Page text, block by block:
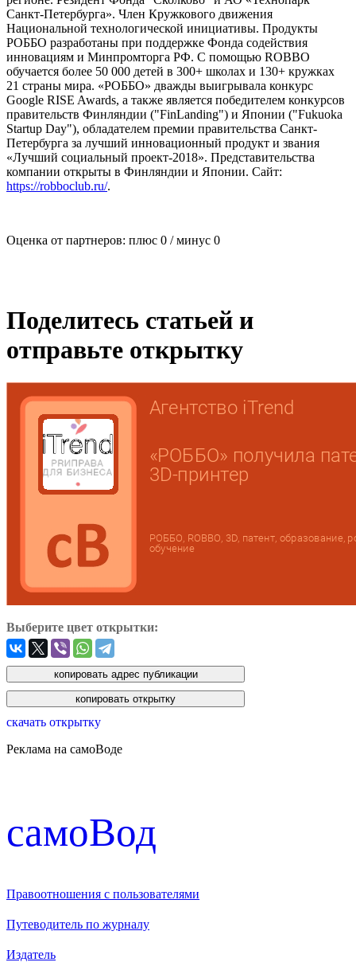
Санкт-Петербурга». Член Кружкового движения
Национальной технологической инициативы. Продукты
РОББО разработаны при поддержке Фонда содействия
инновациям и Минпромторга РФ. С помощью ROBBO
обучается более 50 000 детей в 300+ школах и 130+ кружках
21 страны мира. «РОББО» дважды выигрывала конкурс
Google RISE Awards, а также является победителем конкурсов
правительств Финляндии ("FinLanding") и Японии ("Fukuoka
Startup Day"), обладателем премии правительства Санкт-
Петербурга за лучший инновационный продукт и звания
«Лучший социальный проект-2018». Представительства
компании открыты в Финляндии и Японии. Сайт:
https://robboclub.ru/.
Оценка от партнеров: плюс 0 / минус 0
Поделитесь статьей и
отправьте открытку
Выберите цвет открытки:
скачать открытку
Реклама на самоВоде
cамоВод
Правоотношения с пользователями
Путеводитель по журналу
Издатель